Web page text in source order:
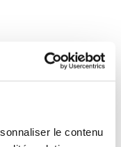
le contenu
G5